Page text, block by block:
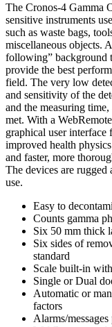
The Cronos-4 Gamma
sensitive instruments
such as waste bags,
miscellaneous objects.
following” background
provide the best
field. The very low
and sensitivity of the
and the measuring
met. With a
graphical user interface
improved health
and faster, more
The devices are rugged
use.
Easy to
Counts gamma
Six 50 mm thick
Six sides of
standard
Scale built-in
Single or Dual
Automatic or
factors
Alarms/